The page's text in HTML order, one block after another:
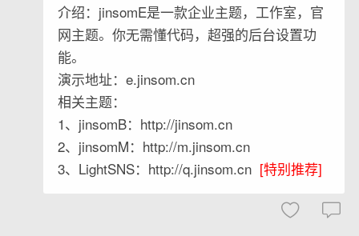
介绍：jinsomE是一款企业主题，工作室，官
网主题。你无需懂代码，超强的后台设置功
能。
演示地址：e.jinsom.cn
相关主题：
1、jinsomB：http://jinsom.cn
2、jinsomM：http://m.jinsom.cn
3、LightSNS：http://q.jinsom.cn [特别推荐]